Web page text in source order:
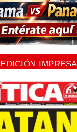
EDICIÓN IMPRESA